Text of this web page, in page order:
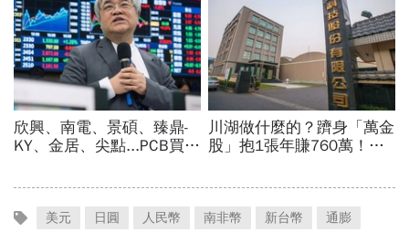
美元 日圓 人民幣 南非幣 新台幣 通膨